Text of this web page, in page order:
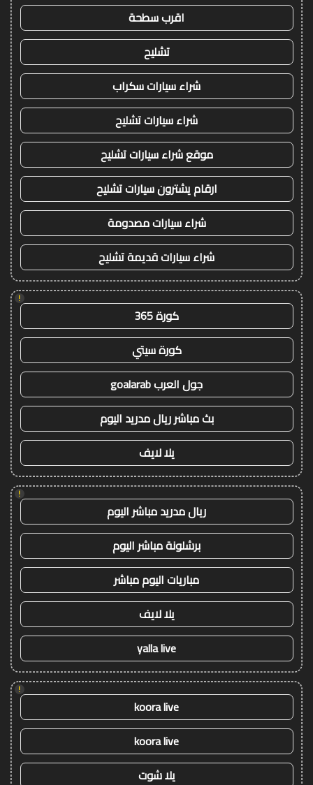
اقرب سطحة
تشليح
شراء سيارات سكراب
شراء سيارات تشليح
موقع شراء سيارات تشليح
ارقام يشترون سيارات تشليح
شراء سيارات مصدومة
شراء سيارات قديمة تشليح
!
كورة 365
كورة سيتي
جول العرب goalarab
بث مباشر ريال مدريد اليوم
يلا لايف
!
ريال مدريد مباشر اليوم
برشلونة مباشر اليوم
مباريات اليوم مباشر
يلا لايف
yalla live
!
koora live
koora live
يلا شوت